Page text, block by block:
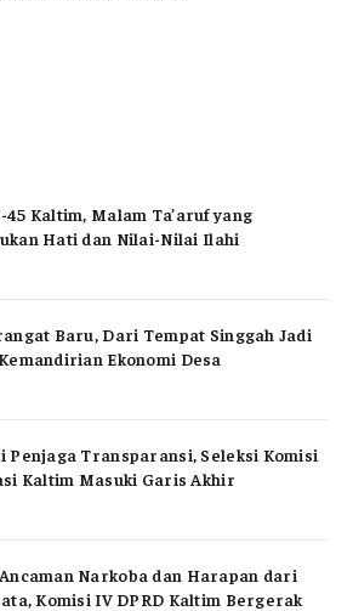
45 Kaltim, Malam Ta’aruf yang
Hati dan Nilai-Nilai Ilahi
Baru, Dari Tempat Singgah Jadi
Ekonomi Desa
Penjaga Transparansi, Seleksi Komisi
Kaltim Masuki Garis Akhir
Narkoba dan Harapan dari
Komisi IV DPRD Kaltim Bergerak